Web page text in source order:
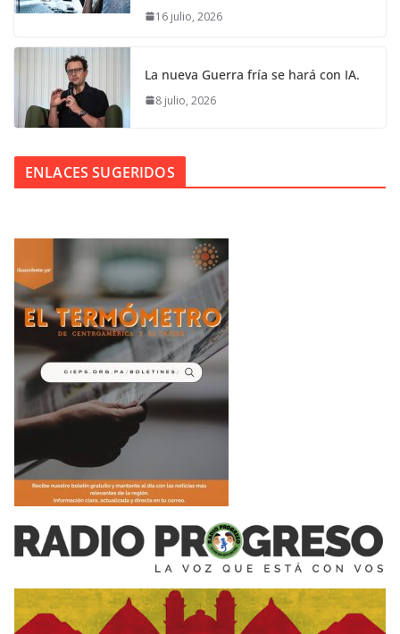
16 julio, 2026
La nueva Guerra fría se hará con IA.
8 julio, 2026
ENLACES SUGERIDOS